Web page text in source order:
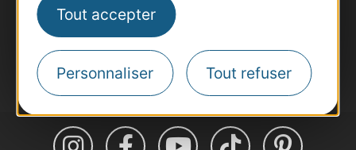
Tout accepter
Personnaliser Tout refuser
Inscrivez-vous à la lettre d'information
Destination Occitanie pour recevoir des
suggestions de séjours, de visites et de sorties.
Je m'abonne